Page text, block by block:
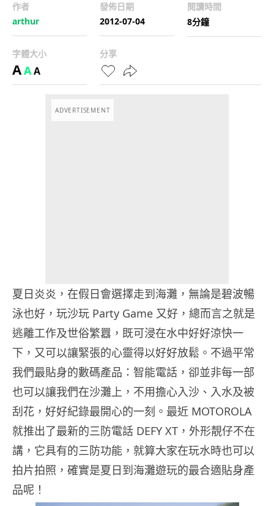
作者
arthur
發佈日期
2012-07-04
閱讀時間
8分鐘
字體大小
AAA
分享
ADVERTISEMENT
夏日炎炎，在假日會選擇走到海灘，無論是碧波暢
泳也好，玩沙玩 Party Game 又好，總而言之就是
逃離工作及世俗繁囂，既可浸在水中好好涼快一
下，又可以讓緊張的心靈得以好好放鬆。不過平常
我們最貼身的數碼產品：智能電話，卻並非每一部
也可以讓我們在沙灘上，不用擔心入沙、入水及被
刮花，好好紀錄最開心的一刻。最近 MOTOROLA
就推出了最新的三防電話 DEFY XT，外形靚仔不在
講，它具有的三防功能，就算大家在玩水時也可以
拍片拍照，確實是夏日到海灘遊玩的最合適貼身產
品呢！